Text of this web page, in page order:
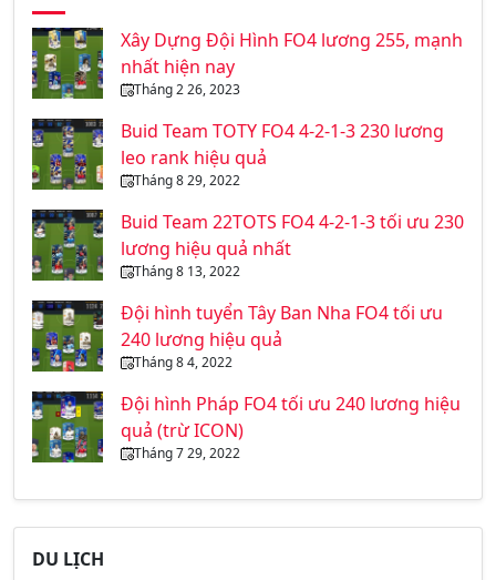
Xây Dựng Đội Hình FO4 lương 255, mạnh
nhất hiện nay
Tháng 2 26, 2023
Buid Team TOTY FO4 4-2-1-3 230 lương
leo rank hiệu quả
Tháng 8 29, 2022
Buid Team 22TOTS FO4 4-2-1-3 tối ưu 230
lương hiệu quả nhất
Tháng 8 13, 2022
Đội hình tuyển Tây Ban Nha FO4 tối ưu
240 lương hiệu quả
Tháng 8 4, 2022
Đội hình Pháp FO4 tối ưu 240 lương hiệu
quả (trừ ICON)
Tháng 7 29, 2022
DU LỊCH